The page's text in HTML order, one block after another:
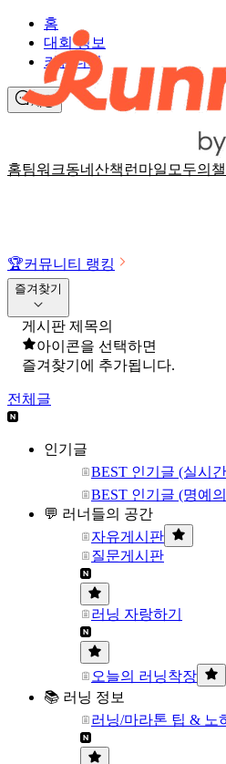
홈팀워크동네산책 런마일 모두의
홈
대회 정보
커뮤니티
채팅
🏆커뮤니티 랭킹
즐겨찾기
게시판 제목의
아이콘을 선택하면
즐겨찾기에 추가됩니다.
전체글
인기글
BEST 인기글 (실시
BEST 인기글 (명예
💬 러너들의 공간
자유게시판
질문게시판
러닝 자랑하기
오늘의 러닝착장
📚 러닝 정보
러닝/마라톤 팁 & 노